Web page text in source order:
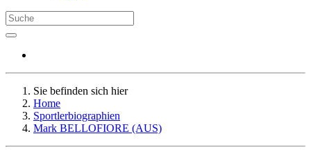
Sie befinden sich hier
Home
Sportlerbiographien
Mark BELLOFIORE (AUS)